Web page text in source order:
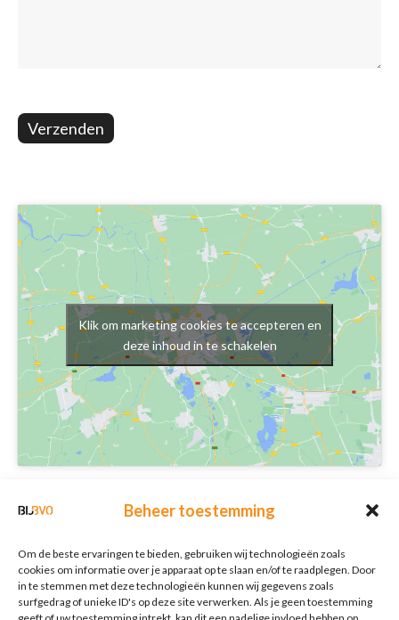
Beheer toestemming
Om de beste ervaringen te bieden, gebruiken wij technologieën zoals
cookies om informatie over je apparaat op te slaan en/of te raadplegen. Door
in te stemmen met deze technologieën kunnen wij gegevens zoals
surfgedrag of unieke ID's op deze site verwerken. Als je geen toestemming
Verzenden
Klik om marketing cookies te accepteren en
deze inhoud in te schakelen
Verzenden